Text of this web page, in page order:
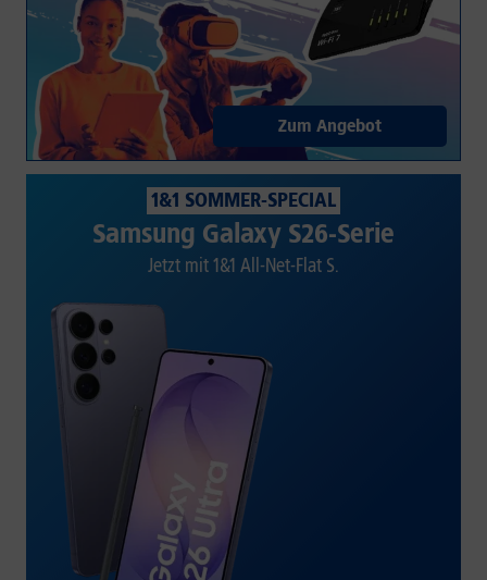
Zum Angebot
1&1 SOMMER-SPECIAL
Samsung Galaxy S26-Serie
Jetzt mit 1&1 All-Net-Flat S.